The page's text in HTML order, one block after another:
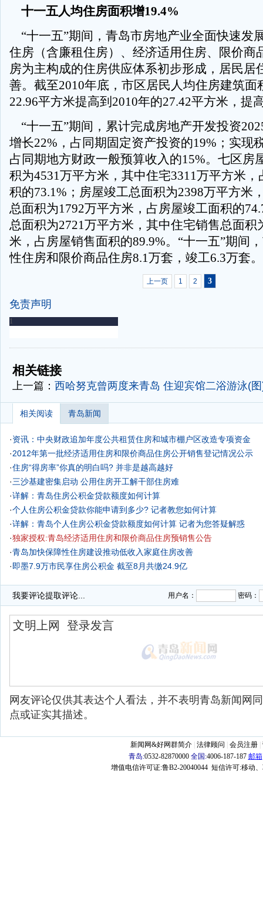
十一五人均住房面积增19.4%
“十一五”期间，青岛市房地产业全面快速发
住房（含廉租住房）、经济适用住房、限价商
房为主构成的住房供应体系初步形成，居民居
善。截至2010年底，市区居民人均住房建筑面
22.96平方米提高到2010年的27.42平方米，提
“十一五”期间，累计完成房地产开发投资
增长22%，占同期固定资产投资的19%；实现
占同期地方财政一般预算收入的15%。七区房
积为4531万平方米，其中住宅3311万平方米
积的73.1%；房屋竣工总面积为2398万平方米
总面积为1792万平方米，占房屋竣工面积的
总面积为2721万平方米，其中住宅销售总面积
米，占房屋销售面积的89.9%。“十一五”期间
性住房和限价商品住房8.1万套，竣工6.3万套
上一页 1 2 3
免责声明
-
相关链接
上一篇： 西哈努克曾两度来青岛 住迎宾馆二浴游泳(
相关阅读 青岛新闻
·资讯：中央财政追加年度公共租赁住房和城市棚户区改造专项资金
·2012年第一批经济适用住房和限价商品住房公开销售登记情况公示
·住房“得房率”你真的明白吗? 并非是越高越好
·三沙基建密集启动 公用住房开工解干部住房难
·详解：青岛住房公积金贷款额度如何计算
·个人住房公积金贷款你能申请到多少? 记者教您如何计算
·详解：青岛个人住房公积金贷款额度如何计算 记者为您答疑解惑
·独家授权:青岛经济适用住房和限价商品住房预销售公告
·青岛加快保障性住房建设推动低收入家庭住房改善
· 即墨7.9万市民享住房公积金 截至8月共缴24.9亿
我要评论提取评论... 用户名： 密码：
网友评论仅供其表达个人看法，并不表明青岛新闻网
点或证实其描述。